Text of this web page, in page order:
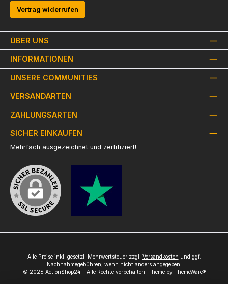
ÜBER UNS
INFORMATIONEN
Vertrag widerrufen
UNSERE COMMUNITIES
VERSANDARTEN
ZAHLUNGSARTEN
SICHER EINKAUFEN
Mehrfach ausgezeichnet und zertifiziert!
Alle Preise inkl. gesetzl. Mehrwertsteuer zzgl. Versandkosten und ggf.
Nachnahmegebühren, wenn nicht anders angegeben.
© 2026 ActionShop24 - Alle Rechte vorbehalten. Theme by ThemeWare®